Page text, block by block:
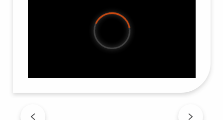
Getijden – NL